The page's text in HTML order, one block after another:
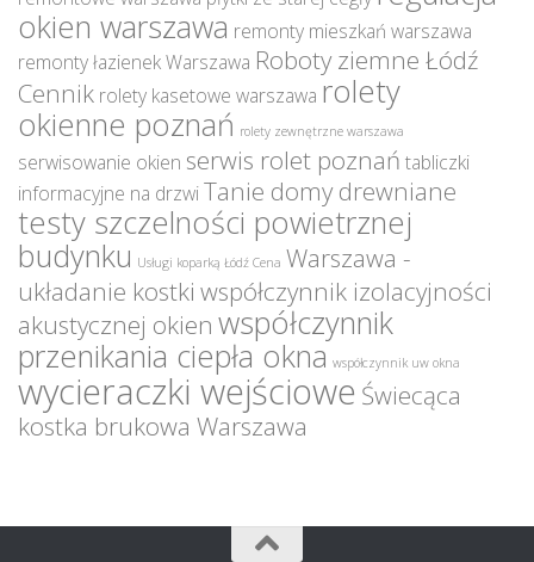
okien warszawa remonty mieszkań warszawa
remonty łazienek Warszawa Roboty ziemne Łódź
Cennik rolety kasetowe warszawa rolety
okienne poznań rolety zewnętrzne warszawa
serwisowanie okien serwis rolet poznań tabliczki
informacyjne na drzwiTanie domy drewniane
testy szczelności powietrznej
budynku Usługi koparką Łódź Cena Warszawa -
układanie kostki współczynnik izolacyjności
akustycznej okien współczynnik
przenikania ciepła okna współczynnik uw okna
wycieraczki wejściowe Świecąca
kostka brukowa Warszawa